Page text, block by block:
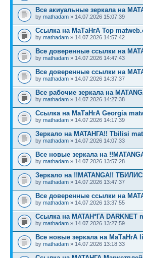
Все акиуальные зеркала на
by mathadam » 14.07.2026 15:07:39
Ссылка на МаТаНгА Тор
by mathadam » 14.07.2026 14:57:42
Все доверенные ссылки на
by mathadam » 14.07.2026 14:47:43
Все доверенные ссылки на
by mathadam » 14.07.2026 14:37:37
Все рабочие зеркала на
by mathadam » 14.07.2026 14:27:38
Ссылка на МаТаНгА Georgia
by mathadam » 14.07.2026 14:17:39
Зеркало на МАТАНГА!! Tbilisi
by mathadam » 14.07.2026 14:07:33
Все новые зеркала на
by mathadam » 14.07.2026 13:57:28
Зеркало на !!MATANGA!!
by mathadam » 14.07.2026 13:47:37
Все доверенные ссылки на
by mathadam » 14.07.2026 13:37:55
Ссылка на МАТАН*ГА DARKNET
by mathadam » 14.07.2026 13:27:59
Все новые зеркала на МаТаНгА
by mathadam » 14.07.2026 13:18:33